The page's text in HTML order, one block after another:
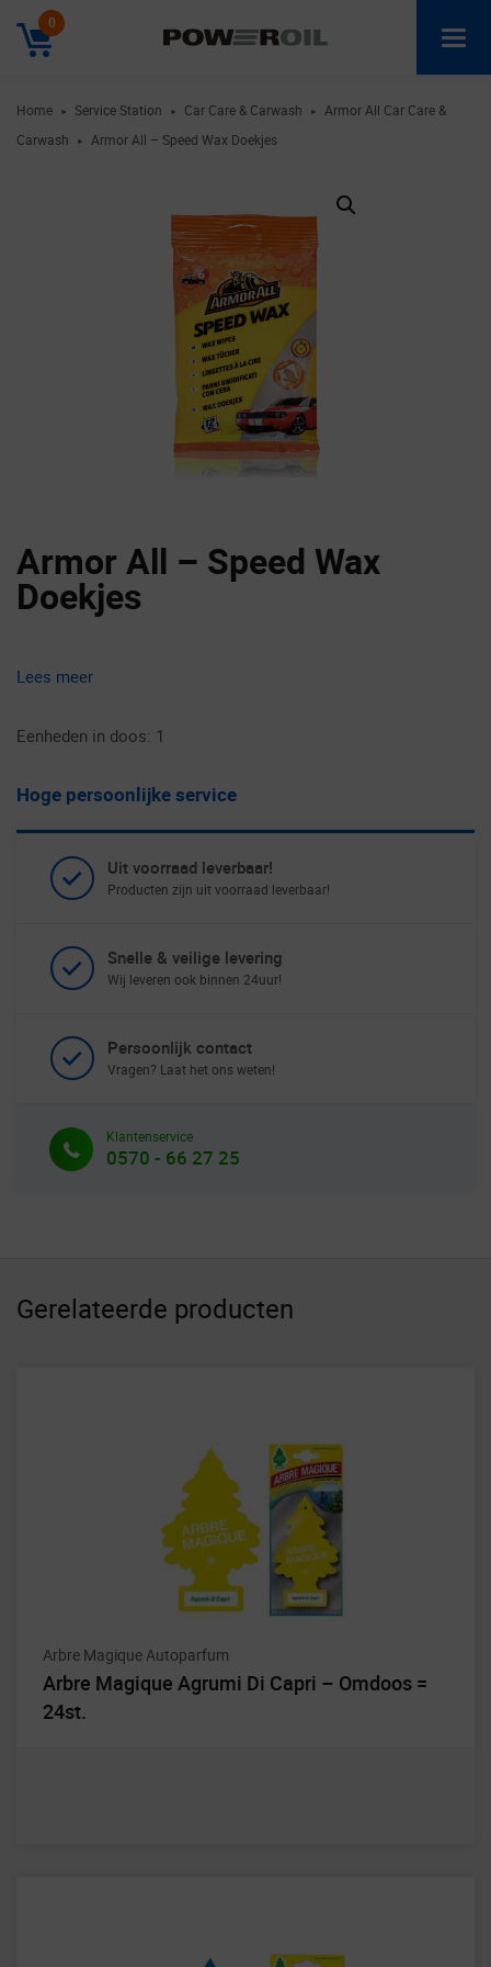
0
Home ► Service Station ► Car Care & Carwash ►
Armor All Car Care &
Carwash
► Armor All – Speed Wax Doekjes
Armor All – Speed Wax
Doekjes
Lees meer
Eenheden in doos: 1
Hoge persoonlijke service
Uit voorraad leverbaar!
Producten zijn uit voorraad leverbaar!
Snelle & veilige levering
Wij leveren ook binnen 24uur!
Persoonlijk contact
Vragen? Laat het ons weten!
Klantenservice
0570 - 66 27 25
Gerelateerde producten
Arbre Magique Autoparfum
Arbre Magique Agrumi Di Capri – Omdoos =
24st.